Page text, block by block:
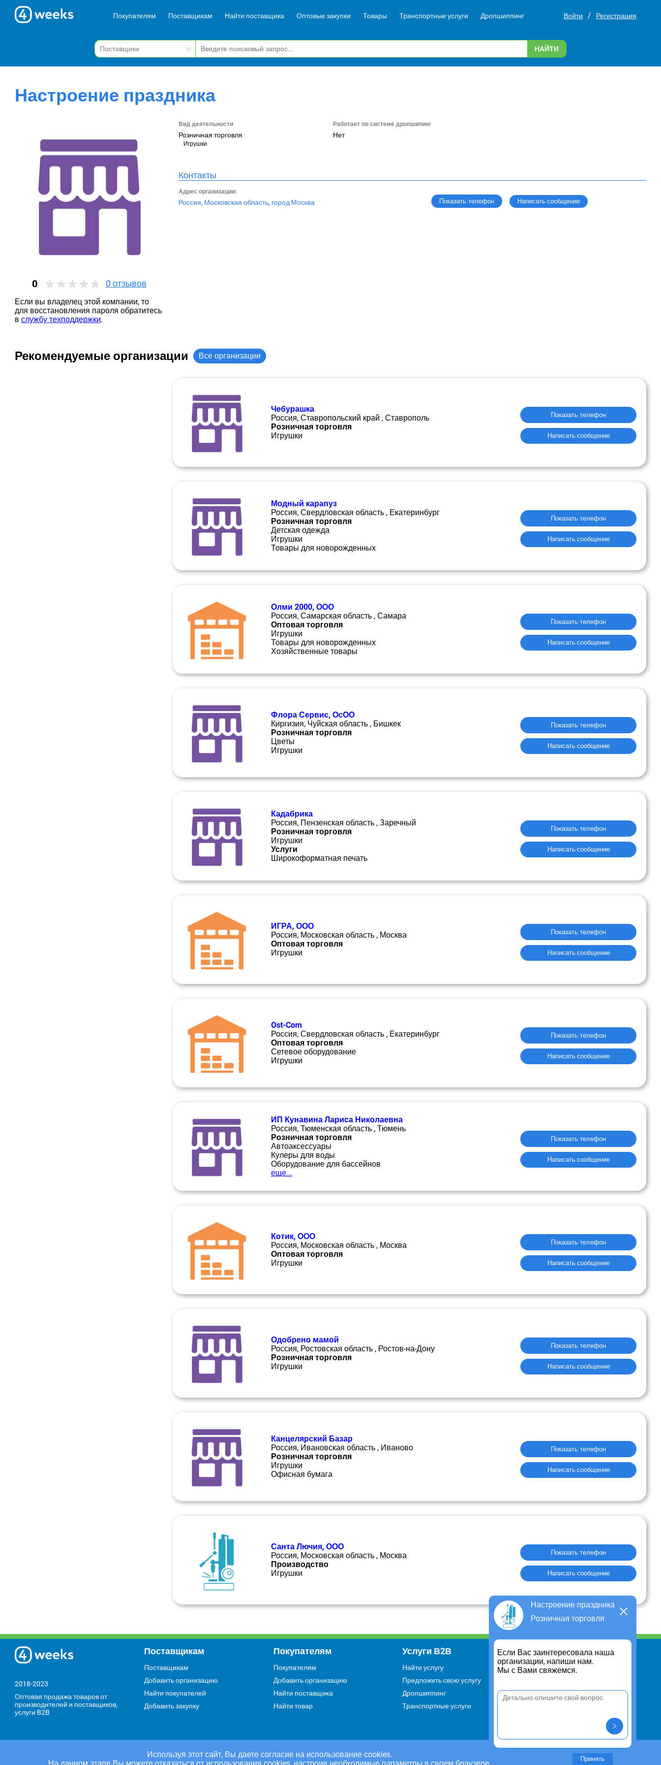
Покупателям Поставщикам Найти поставщика Оптовые закупки Товары Транспортные услуги Дропшиппинг Войти / Регистрация
НАЙТИ
Настроение праздника
0 0 отзывов
Если вы владелец этой компании, то
для восстановления пароля обратитесь
в службу техподдержки.
Вид деятельности
Розничная торговля
Игрушки
Работает по системе дропшипинг
Нет
Контакты
Адрес организации:
Россия, Московская область, город Москва Показать телефон Написать сообщение
Рекомендуемые организации Все организации
Чебурашка
Россия, Ставропольский край , Ставрополь
Розничная торговля
Игрушки
Показать телефон
Написать сообщение
Модный карапуз
Россия, Свердловская область , Екатеринбург
Розничная торговля
Детская одежда
Игрушки
Товары для новорожденных
Показать телефон
Написать сообщение
Олми 2000, ООО
Россия, Самарская область , Самара
Оптовая торговля
Игрушки
Товары для новорожденных
Хозяйственные товары
Показать телефон
Написать сообщение
Флора Сервис, ОсОО
Киргизия, Чуйская область , Бишкек
Розничная торговля
Цветы
Игрушки
Показать телефон
Написать сообщение
Кадабрика
Россия, Пензенская область , Заречный
Розничная торговля
Игрушки
Услуги
Широкоформатная печать
Показать телефон
Написать сообщение
ИГРА, ООО
Россия, Московская область , Москва
Оптовая торговля
Игрушки
Показать телефон
Написать сообщение
Ost-Com
Россия, Свердловская область , Екатеринбург
Оптовая торговля
Сетевое оборудование
Игрушки
Показать телефон
Написать сообщение
ИП Кунавина Лариса Николаевна
Россия, Тюменская область , Тюмень
Розничная торговля
Автоаксессуары
Кулеры для воды
Оборудование для бассейнов
еще...
Показать телефон
Написать сообщение
Котик, ООО
Россия, Московская область , Москва
Оптовая торговля
Игрушки
Показать телефон
Написать сообщение
Одобрено мамой
Россия, Ростовская область , Ростов-на-Дону
Розничная торговля
Игрушки
Показать телефон
Написать сообщение
Канцелярский Базар
Россия, Ивановская область , Иваново
Розничная торговля
Игрушки
Офисная бумага
Показать телефон
Написать сообщение
Санта Лючия, ООО
Россия, Московская область , Москва
Производство
Игрушки
Показать телефон
Написать сообщение
Настроение праздника
Розничная торговля
Если Вас заинтересовала наша
организации, напиши нам.
Мы с Вами свяжемся.
Используя этот сайт, Вы даете согласие на использование cookies.
На данном этапе Вы можете отказаться от использования cookies, настроив необходимые параметры в своем браузере.
Принять
2018-2023
Оптовая продажа товаров от
производителей и поставщиков,
услуги B2B
Поставщикам
Поставщикам
Добавить организацию
Найти покупателей
Добавить закупку
Покупателям
Покупателям
Добавить организацию
Найти поставщика
Найти товар
Услуги В2В
Найти услугу
Предложить свою услугу
Дропшиппинг
Транспортные услуги
Информация
Для чего существует портал
Правило cookie
предложение